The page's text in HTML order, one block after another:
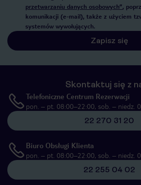
przetwarzaniu danych osobowych”,
komunikacji (e-mail), także z użyciem
systemów wywołujących.
Zapisz się
Skontaktuj się z
Telefoniczne Centrum Rezerwacji
pon. – pt. 08:00–22:00, sob. – niedz.
22 270 31 20
Biuro Obsługi Klienta
pon. – pt. 08:00–22:00, sob. – niedz.
22 255 04 02